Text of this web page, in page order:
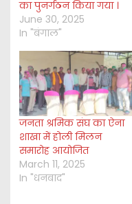
का पुनर्गठन किया गया ।
June 30, 2025
In "बंगाल"
जनता श्रमिक संघ का ऐना
शाखा में होली मिलन
समारोह आयोजित
March 11, 2025
In "धनबाद"